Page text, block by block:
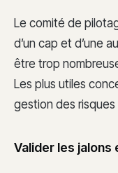
Le comité de
d’un cap et d’une
être trop
Les plus utiles
gestion des
Valider les jalons